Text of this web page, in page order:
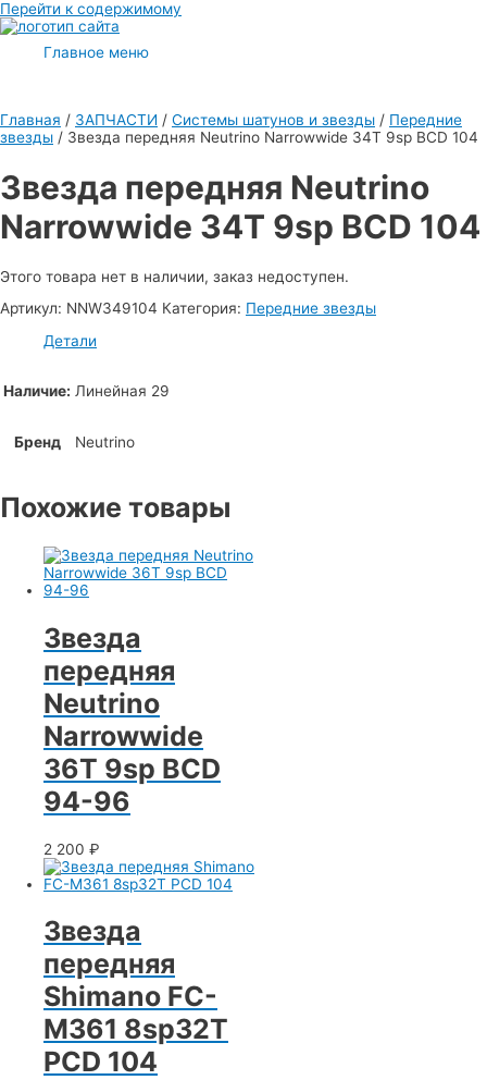
Перейти к содержимому
Главное меню
Главная / ЗАПЧАСТИ / Системы шатунов и звезды / Передние
звезды / Звезда передняя Neutrino Narrowwide 34T 9sp BCD 104
Звезда передняя Neutrino
Narrowwide 34T 9sp BCD 104
Этого товара нет в наличии, заказ недоступен.
Артикул: NNW349104 Категория: Передние звезды
Детали
Наличие: Линейная 29
Бренд Neutrino
Похожие товары
Звезда
передняя
Neutrino
Narrowwide
36T 9sp BCD
94-96
2 200 ₽
Звезда
передняя
Shimano FC-
M361 8sp32T
PCD 104